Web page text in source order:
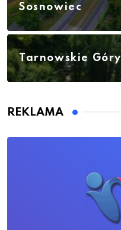
Sosnowiec
Tarnowskie Góry
REKLAMA